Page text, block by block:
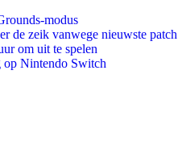
modus
de zeik vanwege nieuwste patch
om uit te spelen
op Nintendo Switch